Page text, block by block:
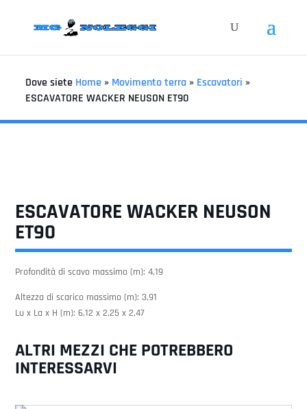
Dove siete Home» Movimento terra» Escavatori »
ESCAVATORE WACKER NEUSON ET90
ESCAVATORE WACKER NEUSON
ET90
Profondità di scavo massimo (m): 4,19
Altezza di scarico massimo (m): 3,91
Lu x La x H (m): 6,12 x 2,25 x 2,47
ALTRI MEZZI CHE POTREBBERO
INTERESSARVI